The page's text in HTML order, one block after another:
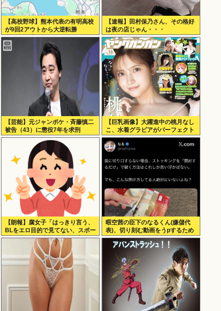
【高校野球】熊本代表の有明高校
が9回2アウトから大逆転勝
利！！！感動をありがとう
【速報】田村保乃さん、その格好
は夜の店じゃん・・・
【芸能】元ジャンポケ・斉藤慎二
被告（43）に懲役7年を求刑
【巨乳画像】大躍進中の桃月なし
こ、水着グラビアがパーフェクト
ボディすぎるwww
【朗報】腐女子「はっきり言う、
BLをエロ目的で見てない、スポー
ツ観戦と同じ感覚。男とは違
暇空茜の臣下のなるくん(嫌儲代
表)、切り刻む動画をうpするため
にストッキングを購入、ハサミを
入れて感触を楽しむ